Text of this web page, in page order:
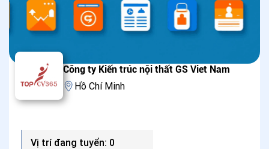
Công ty Kiến trúc nội thất GS Viet Nam
Hồ Chí Minh
Vị trí đang tuyển: 0